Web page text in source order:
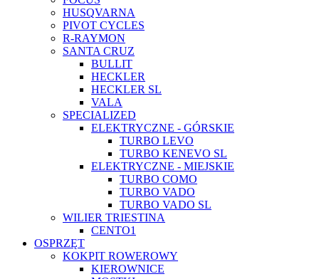
HUSQVARNA
PIVOT CYCLES
R-RAYMON
SANTA CRUZ
BULLIT
HECKLER
HECKLER SL
VALA
SPECIALIZED
ELEKTRYCZNE - GÓRSKIE
TURBO LEVO
TURBO KENEVO SL
ELEKTRYCZNE - MIEJSKIE
TURBO COMO
TURBO VADO
TURBO VADO SL
WILIER TRIESTINA
CENTO1
OSPRZĘT
KOKPIT ROWEROWY
KIEROWNICE